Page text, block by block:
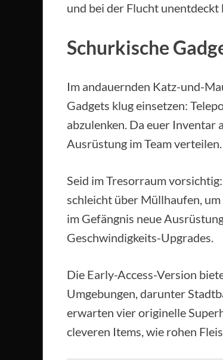
und bei der Flucht unentdeckt
Schurkische
Im andauernden Katz-und-
Gadgets klug einsetzen:
abzulenken. Da euer Inventar
Ausrüstung im Team verteilen.
Seid im Tresorraum
schleicht über Müllhaufen,
im Gefängnis neue
Geschwindigkeits-Upgrades.
Die Early-Access-Version
Umgebungen, darunter
erwarten vier originelle
cleveren Items, wie rohen